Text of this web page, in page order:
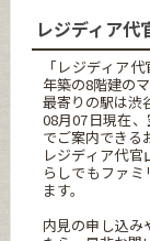
レジディア代
「レジディア
年築の8階建のマ
最寄りの駅は渋
08月07日現在
でご案内できる
レジディア代
らしでもファ
ます。
内見の申し込